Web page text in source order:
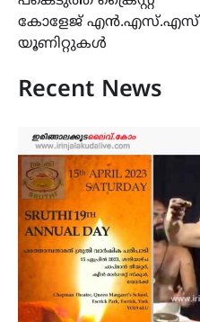
കോളേജ് എൻ.എസ്.എസ്
യൂണിറ്റുകൾ
Recent News